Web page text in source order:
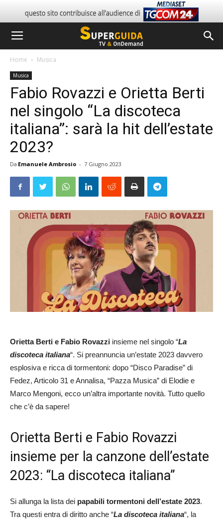
Home Musica
Musica
Fabio Rovazzi e Orietta Berti
nel singolo “La discoteca
italiana”: sarà la hit dell’estate
2023?
Da Emanuele Ambrosio - 7 Giugno 2023
Orietta Berti e Fabio Rovazzi insieme nel singolo “La
discoteca italiana“. Si preannuncia un’estate 2023 davvero
esplosiva e ricca di tormentoni: dopo “Disco Paradise” di
Fedez, Articolo 31 e Annalisa, “Pazza Musica” di Elodie e
Marco Mengoni, ecco un’altra importante novità. Tutto quello
che c’è da sapere!
Orietta Berti e Fabio Rovazzi
insieme per la canzone dell’estate
2023: “La discoteca italiana”
Si allunga la lista dei papabili tormentoni dell’estate 2023.
Tra questi entra di diritto anche “La discoteca italiana“, la